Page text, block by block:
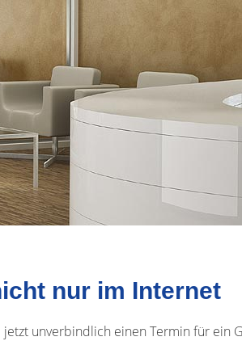
nur im Internet
jetzt unverbindlich einen Termin für ein